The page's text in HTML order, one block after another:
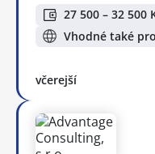
27 500 – 32 500
Vhodné také
včerejší